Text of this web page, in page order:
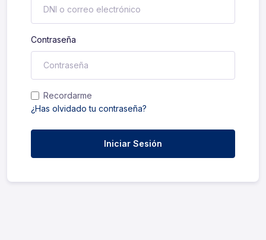
Contraseña
Recordarme
¿Has olvidado tu contraseña?
Iniciar Sesión